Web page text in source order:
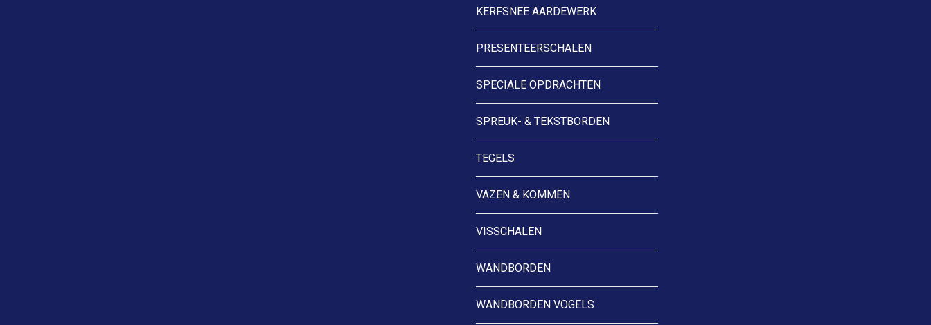
KERFSNEE AARDEWERK
PRESENTEERSCHALEN
SPECIALE OPDRACHTEN
SPREUK- & TEKSTBORDEN
TEGELS
VAZEN & KOMMEN
VISSCHALEN
WANDBORDEN
WANDBORDEN VOGELS